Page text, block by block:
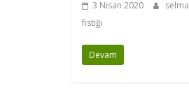
3 Nisan 2020 selma
fıstığı
Devam